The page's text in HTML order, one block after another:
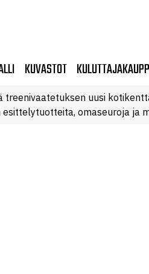
KUVASTOT
treenivaatetuksen uusi
esittelytuotteita, omaseuroja ja